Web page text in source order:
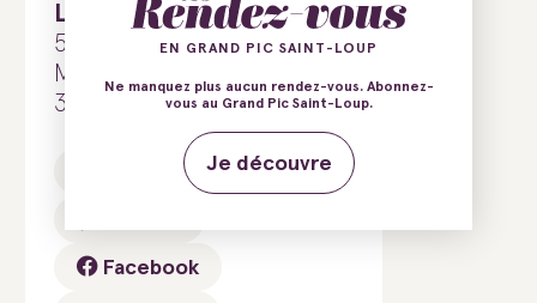
La Halle du Verre
50 avenue du Nouveau
Monde
34270 Claret
Tél.
Facebook
EN GRAND PIC SAINT-LOUP
Ne manquez plus aucun rendez-vous. Abonnez-
vous au Grand Pic Saint-Loup.
Je découvre